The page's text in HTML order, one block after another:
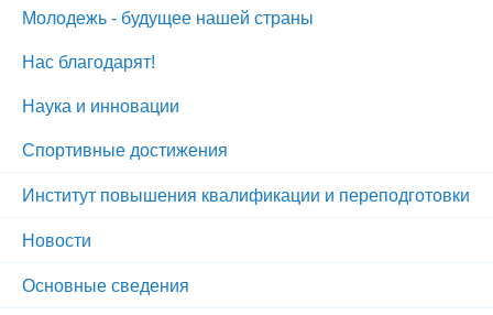
Молодежь - будущее нашей страны
Нас благодарят!
Наука и инновации
Спортивные достижения
Институт повышения квалификации и переподготовки
Новости
Основные сведения